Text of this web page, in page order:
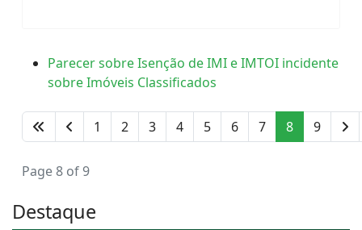
Parecer sobre Isenção de IMI e IMTOI incidente
sobre Imóveis Classificados
1 2 3 4 5 6 7 8 9
Page 8 of 9
Destaque